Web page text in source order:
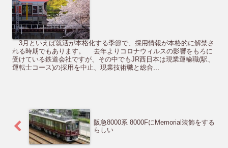
3月といえば就活が本格化する季節で、採用情報が本格的に解禁さ
れる時期でもあります。 去年よりコロナウィルスの影響をもろに
受けている鉄道会社ですが、その中でもJR西日本は現業運輸職(駅、
運転士コース)の採用を中止、現業技術職と総合...
阪急8000系 8000FにMemorial装飾をする
らしい